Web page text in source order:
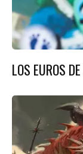
LOS EUROS